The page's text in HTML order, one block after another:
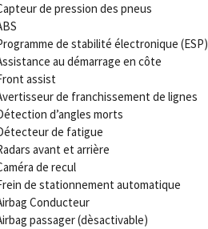
de pression des pneus
de stabilité électronique (ESP)
au démarrage en côte
assist
de franchissement de lignes
d’angles morts
de fatigue
avant et arrière
de recul
de stationnement automatique
Conducteur
passager (dèsactivable)